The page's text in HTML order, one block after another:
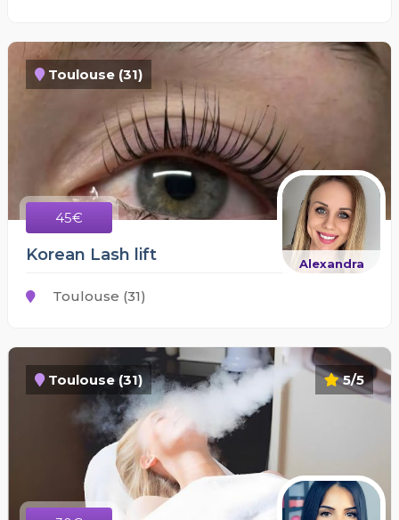
Toulouse (31)
45€
Alexandra
Korean Lash lift
Toulouse (31)
5/5
Toulouse (31)